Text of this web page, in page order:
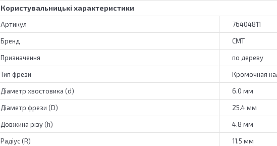
Користувальницькі характеристики
Артикул 76404811
Бренд CMT
Призначення по дереву
Тип фрези Кромочная
Діаметр хвостовика (d) 6.0 мм
Діаметр фрези (D) 25.4 мм
Довжина різу (h) 4.8 мм
Радіус (R) 11.5 мм